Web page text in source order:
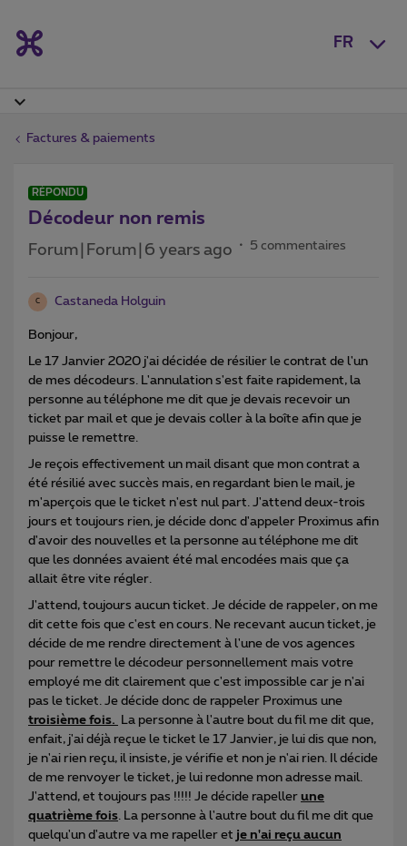
FR
Factures & paiements
RÉPONDU
Décodeur non remis
Forum|Forum|6 years ago 5 commentaires
C Castaneda Holguin
Bonjour,
Le 17 Janvier 2020 j'ai décidée de résilier le contrat de l'un
de mes décodeurs. L'annulation s'est faite rapidement, la
personne au téléphone me dit que je devais recevoir un
ticket par mail et que je devais coller à la boîte afin que je
puisse le remettre.
Je reçois effectivement un mail disant que mon contrat a
été résilié avec succès mais, en regardant bien le mail, je
m'aperçois que le ticket n'est nul part. J'attend deux-trois
jours et toujours rien, je décide donc d'appeler Proximus afin
d'avoir des nouvelles et la personne au téléphone me dit
que les données avaient été mal encodées mais que ça
allait être vite régler.
J'attend, toujours aucun ticket. Je décide de rappeler, on me
dit cette fois que c'est en cours. Ne recevant aucun ticket, je
décide de me rendre directement à l'une de vos agences
pour remettre le décodeur personnellement mais votre
employé me dit clairement que c'est impossible car je n'ai
pas le ticket. Je décide donc de rappeler Proximus une
troisième fois.
La personne à l'autre bout du fil me dit que,
enfait, j'ai déjà reçue le ticket le 17 Janvier, je lui dis que non,
je n'ai rien reçu, il insiste, je vérifie et non je n'ai rien. Il décide
de me renvoyer le ticket, je lui redonne mon adresse mail.
J'attend, et toujours pas !!!!! Je décide rapeller une
quatrième fois ​​. La personne à l'autre bout du fil me dit que
quelqu'un d'autre va me rapeller et je n'ai reçu aucun